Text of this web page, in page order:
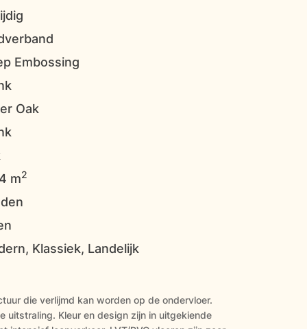
Embossing
Oak
m2
Klassiek, Landelijk
die verlijmd kan worden op de ondervloer.
uitstraling. Kleur en design zijn in uitgekiende